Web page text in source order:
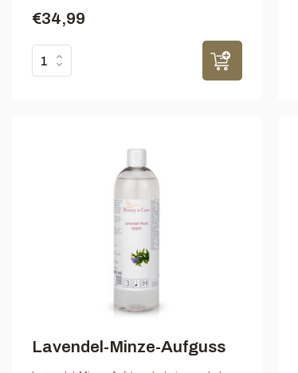
€34,99
Lavendel-Minze-Aufguss